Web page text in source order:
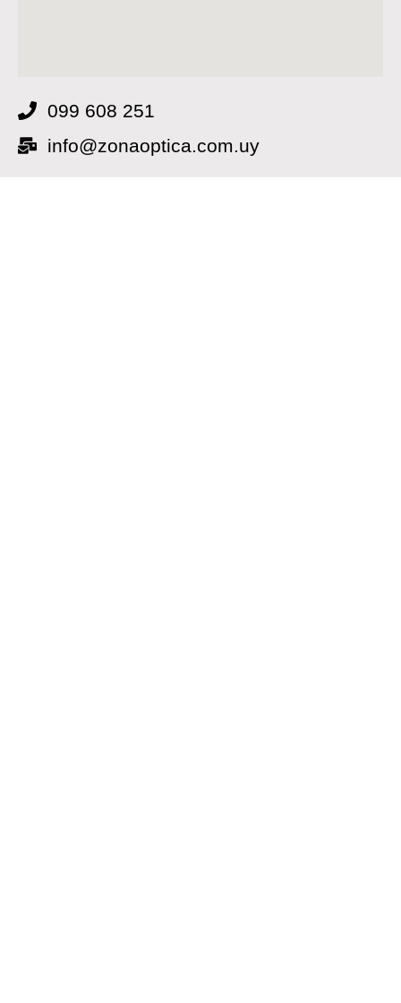
099 608 251
info@zonaoptica.com.uy